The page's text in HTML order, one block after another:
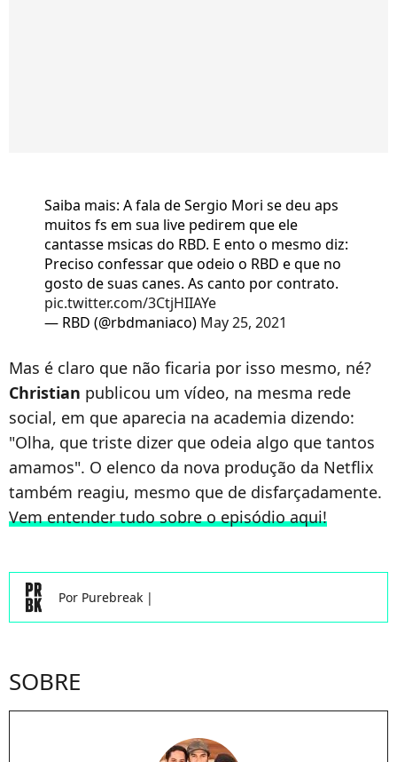
Saiba mais: A fala de Sergio Mori se deu aps
muitos fs em sua live pedirem que ele
cantasse msicas do RBD. E ento o mesmo diz:
Preciso confessar que odeio o RBD e que no
gosto de suas canes. As canto por contrato.
pic.twitter.com/3CtjHIIAYe
— RBD (@rbdmaniaco) May 25, 2021
Mas é claro que não ficaria por isso mesmo, né?
Christian publicou um vídeo, na mesma rede
social, em que aparecia na academia dizendo:
"Olha, que triste dizer que odeia algo que tantos
amamos". O elenco da nova produção da Netflix
também reagiu, mesmo que de disfarçadamente.
Vem entender tudo sobre o episódio aqui!
Por Purebreak |
SOBRE